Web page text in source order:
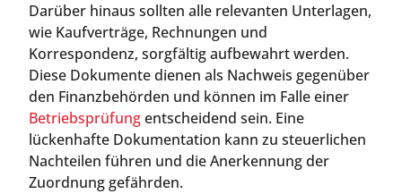
Darüber hinaus sollten alle relevanten Unterlagen,
wie Kaufverträge, Rechnungen und
Korrespondenz, sorgfältig aufbewahrt werden.
Diese Dokumente dienen als Nachweis gegenüber
den Finanzbehörden und können im Falle einer
Betriebsprüfungentscheidend sein. Eine
lückenhafte Dokumentation kann zu steuerlichen
Nachteilen führen und die Anerkennung der
Zuordnung gefährden.